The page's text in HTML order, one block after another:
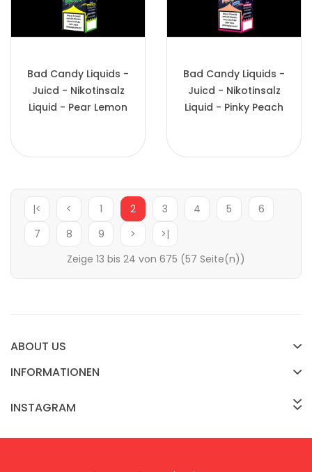
Bad Candy Liquids -
Juicd - Nikotinsalz
Liquid - Pear Lemon
Bad Candy Liquids -
Juicd - Nikotinsalz
Liquid - Pinky Peach
|< < 1 2 3 4 5
6
7
8 9 >
>|
Zeige 13 bis 24 von 675 (57 Seite(n))
ABOUT US
INFORMATIONEN
INSTAGRAM